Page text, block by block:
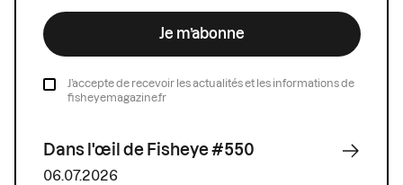
Je m’abonne
J’accepte de recevoir les actualités et les informations de
fisheyemagazine.fr
Dans l'œil de Fisheye #550
06.07.2026